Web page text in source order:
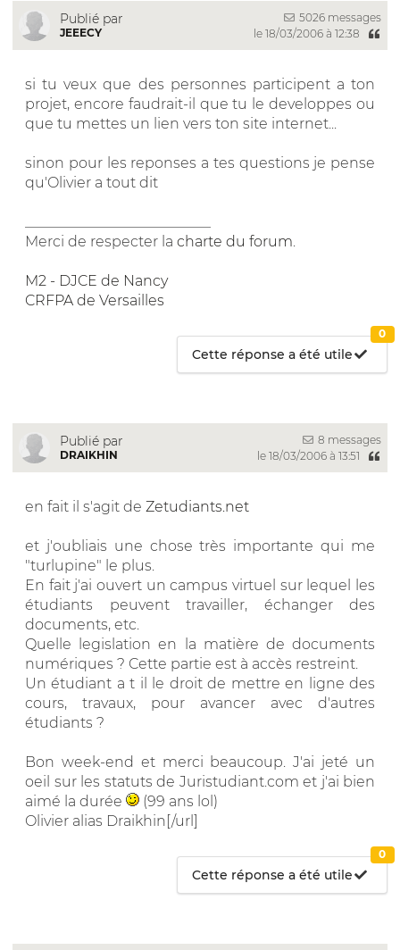
Publié par
JEEECY
5026 messages
le 18/03/2006 à 12:38
si tu veux que des personnes participent a ton
projet, encore faudrait-il que tu le developpes ou
que tu mettes un lien vers ton site internet...
sinon pour les reponses a tes questions je pense
qu'Olivier a tout dit
Merci de respecter la charte du forum
M2 - DJCE de Nancy
CRFPA de Versailles
Cette réponse a été utile
0
Publié par
DRAIKHIN
8 messages
le 18/03/2006 à 13:51
en fait il s'agit de Zetudiants.net
et j'oubliais une chose très importante qui me
"turlupine" le plus.
En fait j'ai ouvert un campus virtuel sur lequel les
étudiants peuvent travailler, échanger des
documents, etc.
Quelle legislation en la matière de documents
numériques ? Cette partie est à accès restreint.
Un étudiant a t il le droit de mettre en ligne des
cours, travaux, pour avancer avec d'autres
étudiants ?
Bon week-end et merci beaucoup. J'ai jeté un
oeil sur les statuts de Juristudiant.com et j'ai bien
aimé la durée
(99 ans lol)
Olivier alias Draikhin[/url]
Cette réponse a été utile
0